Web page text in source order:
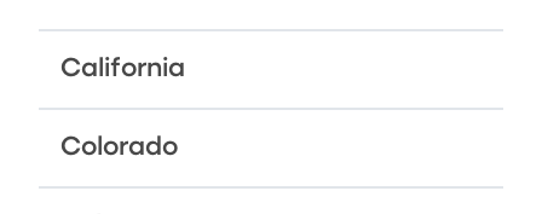
California
Colorado